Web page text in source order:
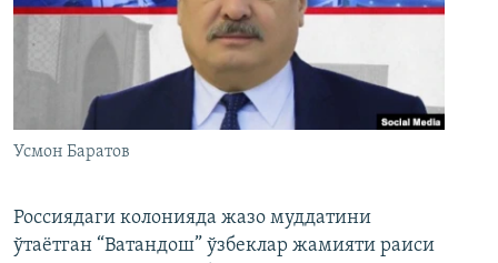
Усмон Баратов
Россиядаги колонияда жазо муддатини
ўтаётган “Ватандош” ўзбеклар жамияти раиси